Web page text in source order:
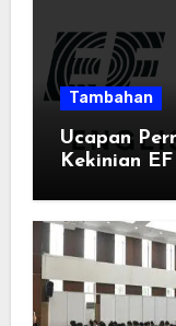
Tambahan
Ucapan
Kekinian
Momen